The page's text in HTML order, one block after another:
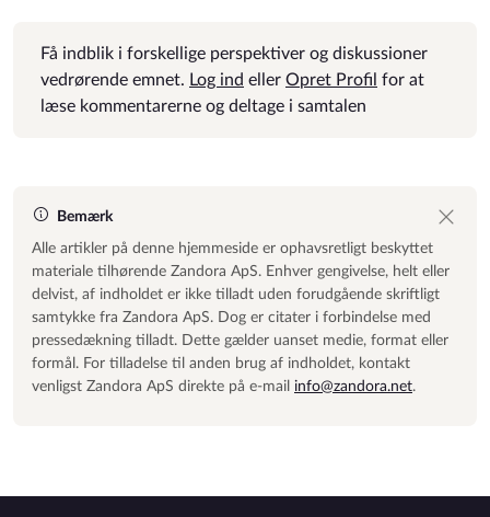
Få indblik i forskellige perspektiver og diskussioner
vedrørende emnet. Log ind eller Opret Profil for at
læse kommentarerne og deltage i samtalen
Bemærk
Alle artikler på denne hjemmeside er ophavsretligt beskyttet
materiale tilhørende Zandora ApS. Enhver gengivelse, helt eller
delvist, af indholdet er ikke tilladt uden forudgående skriftligt
samtykke fra Zandora ApS. Dog er citater i forbindelse med
pressedækning tilladt. Dette gælder uanset medie, format eller
formål. For tilladelse til anden brug af indholdet, kontakt
venligst Zandora ApS direkte på e-mail info@zandora.net.